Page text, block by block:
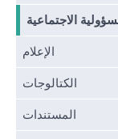
الاجتماعية
الإعلام
الكتالوجات
المستندات